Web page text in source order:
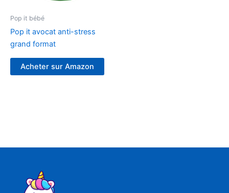
Pop it bébé
Pop it avocat anti-stress
grand format
Acheter sur Amazon